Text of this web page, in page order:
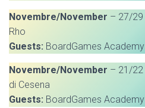
Novembre/November – 27/29
Rho
Guests: BoardGames Academy
Novembre/November – 21/22
di Cesena
Guests: BoardGames Academy